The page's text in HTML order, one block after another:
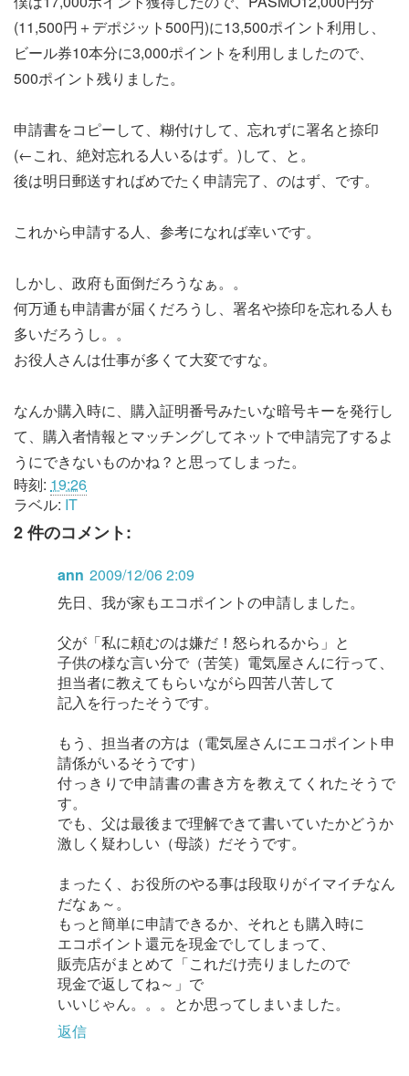
(11,500円＋デポジット500円)に13,500ポイント利用し、
ビール券10本分に3,000ポイントを利用しましたので、
500ポイント残りました。
申請書をコピーして、糊付けして、忘れずに署名と捺印
(←これ、絶対忘れる人いるはず。)して、と。
後は明日郵送すればめでたく申請完了、のはず、です。
これから申請する人、参考になれば幸いです。
しかし、政府も面倒だろうなぁ。。
何万通も申請書が届くだろうし、署名や捺印を忘れる人も
多いだろうし。。
お役人さんは仕事が多くて大変ですな。
なんか購入時に、購入証明番号みたいな暗号キーを発行し
て、購入者情報とマッチングしてネットで申請完了するよ
うにできないものかね？と思ってしまった。
時刻: 19:26
ラベル: IT
2 件のコメント:
ann 2009/12/06 2:09
先日、我が家もエコポイントの申請しました。
父が「私に頼むのは嫌だ！怒られるから」と
子供の様な言い分で（苦笑）電気屋さんに行って、
担当者に教えてもらいながら四苦八苦して
記入を行ったそうです。
もう、担当者の方は（電気屋さんにエコポイント申
請係がいるそうです）
付っきりで申請書の書き方を教えてくれたそうで
す。
でも、父は最後まで理解できて書いていたかどうか
激しく疑わしい（母談）だそうです。
まったく、お役所のやる事は段取りがイマイチなん
だなぁ～。
もっと簡単に申請できるか、それとも購入時に
エコポイント還元を現金でしてしまって、
販売店がまとめて「これだけ売りましたので
現金で返してね～」で
いいじゃん。。。とか思ってしまいました。
返信